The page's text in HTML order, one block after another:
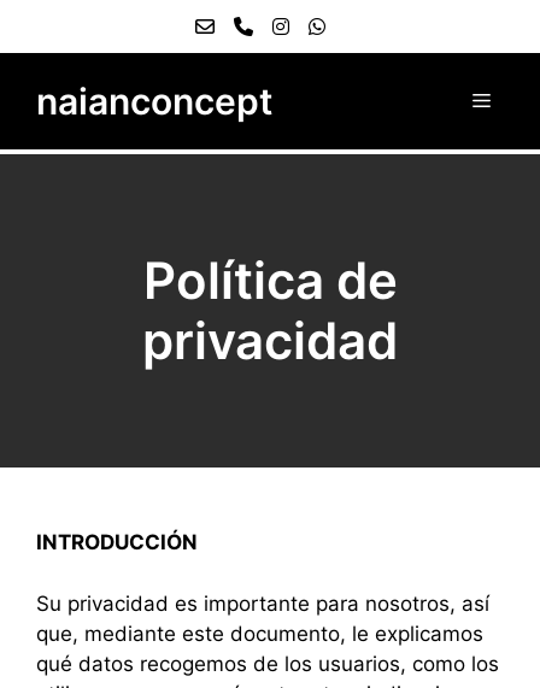
naianconcept
Política de
privacidad
INTRODUCCIÓN
Su privacidad es importante para nosotros, así
que, mediante este documento, le explicamos
qué datos recogemos de los usuarios, como los